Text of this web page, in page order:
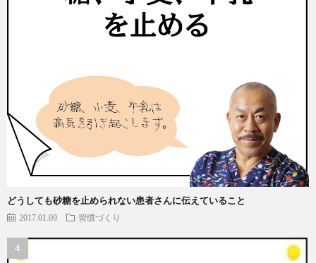
どうしても砂糖を止められない患者さんに伝えていること
2017.01.09 習慣づくり